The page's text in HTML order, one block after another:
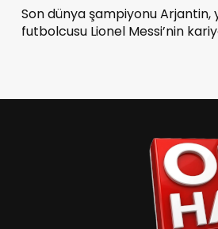
Son dünya şampiyonu Arjantin,
futbolcusu Lionel Messi’nin